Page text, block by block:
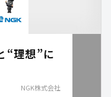
“理想”に
NGK株式会社